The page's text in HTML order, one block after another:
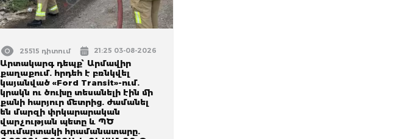
25515 դիտում 21:25 03-08-2026
Արտակարգ դեպք՝ Արմավիր
քաղաքում. հրդեհ է բռնկվել
կայանված «Ford Transit»-ում.
կրակն ու ծուխը տեսանելի էին մի
քանի հարյուր մետրից. ժամանել
են մարզի փրկարարական
վարչության պետը և ՊԾ
գումարտակի հրամանատարը.